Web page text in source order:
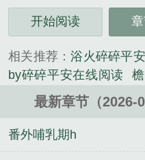
作的言情类小说。
开始阅读
相关推荐：浴火碎碎平
by碎碎平安在线阅读
禁庭知春晓by砚秋
笔趣阁无弹窗
欲火by
南谯居北结局番外
尔
最新章节（2026-
番外哺乳期h